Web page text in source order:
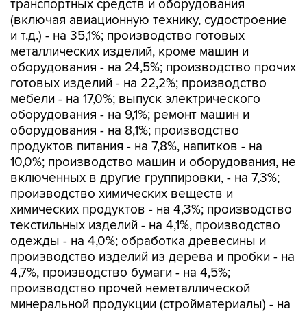
транспортных средств и оборудования
(включая авиационную технику, судостроение
и т.д.) - на 35,1%; производство готовых
металлических изделий, кроме машин и
оборудования - на 24,5%; производство прочих
готовых изделий - на 22,2%; производство
мебели - на 17,0%; выпуск электрического
оборудования - на 9,1%; ремонт машин и
оборудования - на 8,1%; производство
продуктов питания - на 7,8%, напитков - на
10,0%; производство машин и оборудования, не
включенных в другие группировки, - на 7,3%;
производство химических веществ и
химических продуктов - на 4,3%; производство
текстильных изделий - на 4,1%, производство
одежды - на 4,0%; обработка древесины и
производство изделий из дерева и пробки - на
4,7%, производство бумаги - на 4,5%;
производство прочей неметаллической
минеральной продукции (стройматериалы) - на